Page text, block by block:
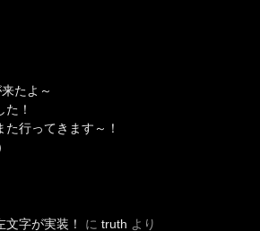
たよ～
！
行ってきます～！
字が実装！ に truth より